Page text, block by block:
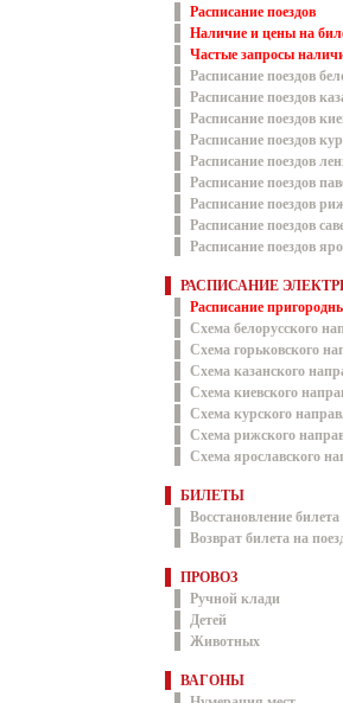
Расписание поездов
Наличие и цены на
Частые запросы
Расписание поездов
Расписание поездов
Расписание поездов
Расписание поездов
Расписание поездов
Расписание поездов
Расписание поездов
Расписание поездов
Расписание поездов
РАСПИСАНИЕ
Расписание
Схема белорусского
Схема горьковского
Схема казанского
Схема киевского
Схема курского
Схема рижского
Схема ярославского
БИЛЕТЫ
Восстановление билета
Возврат билета на
ПРОВОЗ
Ручной клади
Детей
Животных
ВАГОНЫ